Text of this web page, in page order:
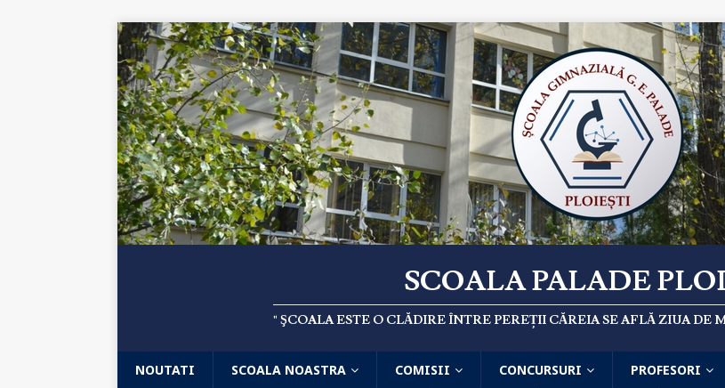
SCOALA PALADE
" ŞCOALA ESTE O CLĂDIRE ÎNTRE PEREȚII CĂREIA SE AFLĂ ZIUA DE
NOUTATI SCOALA NOASTRA COMISII CONCURSURI PROFESORI